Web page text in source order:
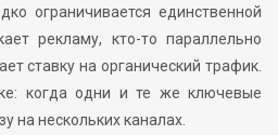
ограничивается единственной
рекламу, кто-то параллельно
ставку на органический трафик.
когда одни и те же ключевые
на нескольких каналах.